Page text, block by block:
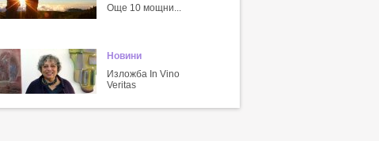
Още 10 мощни...
Новини
Изложба In Vino
Veritas